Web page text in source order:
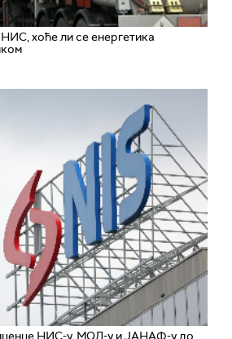
хоће ли се енергетика
НИС-у, МОЛ-у и ЈАНАФ-у до